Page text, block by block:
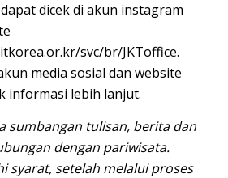
dicek di akun instagram
svc/br/JKToffice.
media sosial dan website
informasi lebih lanjut.
sumbangan tulisan, berita dan
dengan pariwisata.
syarat, setelah melalui proses